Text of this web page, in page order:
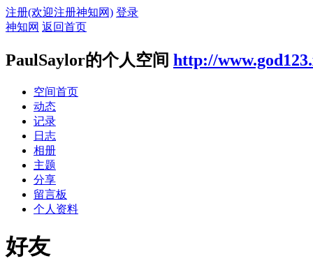
注册(欢迎注册神知网) 登录
神知网 返回首页
PaulSaylor的个人空间 http://
空间首页
动态
记录
日志
相册
主题
分享
留言板
个人资料
好友